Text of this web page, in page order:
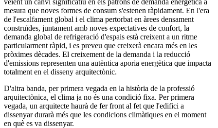
mesura que noves formes de consum s'estenen ràpidament. En l'era
de l'escalfament global i el clima pertorbat en àrees densament
construïdes, juntament amb noves expectatives de confort, la
demanda global de refrigeració d'espais està creixent a un ritme
particularment ràpid, i es preveu que creixerà encara més en les
pròximes dècades. El creixement de la demanda i la reducció
d'emissions representen una autèntica aporia energètica que impacta
totalment en el disseny arquitectònic.
D'altra banda, per primera vegada en la història de la professió
arquitectònica, el clima ja no és una condició fixa. Per primera
vegada, un arquitecte haurà de fer front al fet que l'edifici a
dissenyar durarà més que les condicions climàtiques en el moment
en què es va dissenyar.